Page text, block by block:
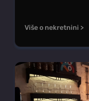
Više o nekretnini >